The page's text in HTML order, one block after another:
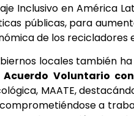
Inclusivo en América
públicas, para
de los recicladores
locales también
Acuerdo Voluntario
MAATE,
a